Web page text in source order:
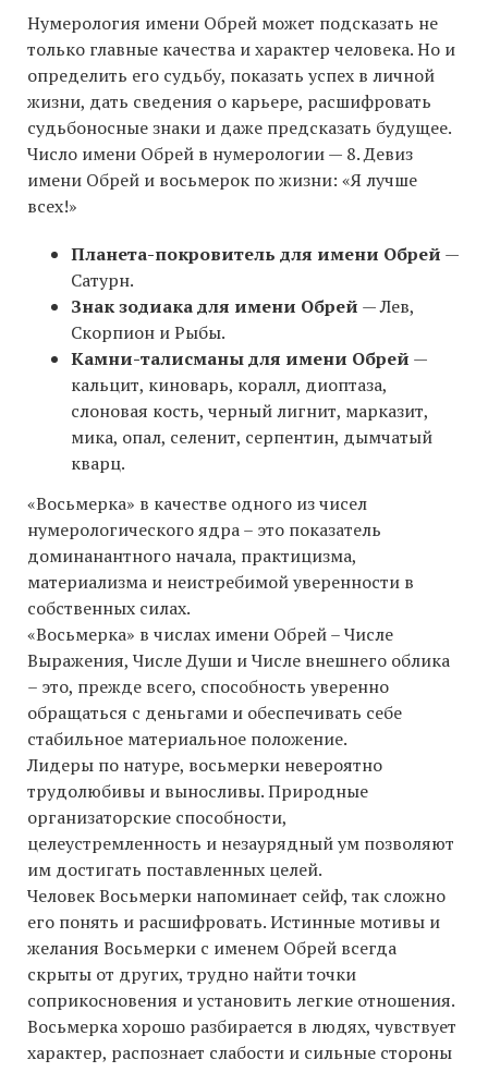
Нумерология имени Обрей может подсказать не
только главные качества и характер человека. Но и
определить его судьбу, показать успех в личной
жизни, дать сведения о карьере, расшифровать
судьбоносные знаки и даже предсказать будущее.
Число имени Обрей в нумерологии — 8. Девиз
имени Обрей и восьмерок по жизни: «Я лучше
всех!»
Планета-покровитель для имени Обрей —
Сатурн.
Знак зодиака для имени Обрей — Лев,
Скорпион и Рыбы.
Камни-талисманы для имени Обрей —
кальцит, киноварь, коралл, диоптаза,
слоновая кость, черный лигнит, марказит,
мика, опал, селенит, серпентин, дымчатый
кварц.
«Восьмерка» в качестве одного из чисел
нумерологического ядра – это показатель
доминанантного начала, практицизма,
материализма и неистребимой уверенности в
собственных силах.
«Восьмерка» в числах имени Обрей – Числе
Выражения, Числе Души и Числе внешнего облика
– это, прежде всего, способность уверенно
обращаться с деньгами и обеспечивать себе
стабильное материальное положение.
Лидеры по натуре, восьмерки невероятно
трудолюбивы и выносливы. Природные
организаторские способности,
целеустремленность и незаурядный ум позволяют
им достигать поставленных целей.
Человек Восьмерки напоминает сейф, так сложно
его понять и расшифровать. Истинные мотивы и
желания Восьмерки с именем Обрей всегда
скрыты от других, трудно найти точки
соприкосновения и установить легкие отношения.
Восьмерка хорошо разбирается в людях, чувствует
характер, распознает слабости и сильные стороны